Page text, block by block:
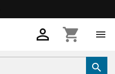
 shopping_cart 
